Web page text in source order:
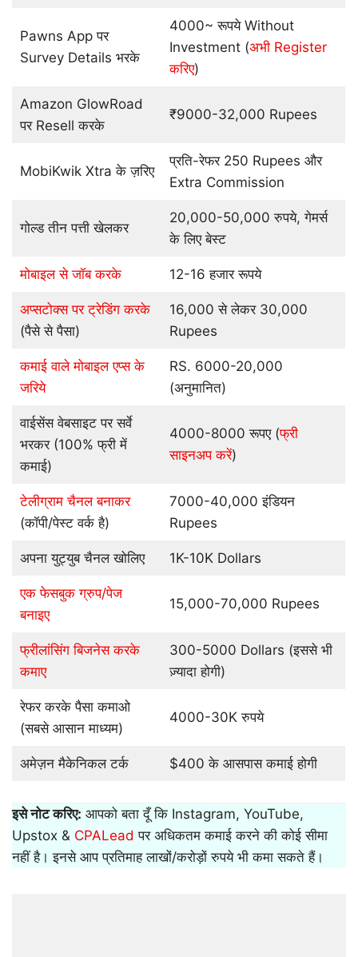
Pawns App पर
Survey Details भरके
4000~ रूपये Without
Investment (अभी Register
करिए)
Amazon GlowRoad
पर Resell करके
₹9000-32,000 Rupees
MobiKwik Xtra के ज़रिए
प्रति-रेफर 250 Rupees और
Extra Commission
गोल्ड तीन पत्ती खेलकर
20,000-50,000 रुपये, गेमर्स
के लिए बेस्ट
मोबाइल से जॉब करके 12-16 हजार रूपये
अप्सटोक्स पर ट्रेडिंग करके
(पैसे से पैसा)
16,000 से लेकर 30,000
Rupees
कमाई वाले मोबाइल एप्स के
जरिये
RS. 6000-20,000
(अनुमानित)
वाईसेंस वेबसाइट पर सर्वे
भरकर (100% फ्री में
कमाई)
4000-8000 रूपए (फ्री
साइनअप करें)
टेलीग्राम चैनल बनाकर
(कॉपी/पेस्ट वर्क है)
7000-40,000 इंडियन
Rupees
अपना युट्युब चैनल खोलिए 1K-10K Dollars
एक फेसबुक ग्रुप/पेज
बनाइए
15,000-70,000 Rupees
फ्रीलांसिंग बिजनेस करके
कमाए
300-5000 Dollars (इससे भी
ज़्यादा होगी)
रेफर करके पैसा कमाओ
(सबसे आसान माध्यम)
4000-30K रुपये
अमेज़न मैकेनिकल टर्क $400 के आसपास कमाई होगी
इसे नोट करिए: आपको बता दूँ कि Instagram, YouTube,
Upstox & CPALead पर अधिकतम कमाई करने की कोई सीमा
नहीं है। इनसे आप प्रतिमाह लाखों/करोड़ों रुपये भी कमा सकते हैं।